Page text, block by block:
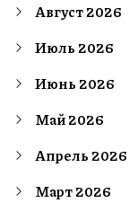
Август 2026
Июль 2026
Июнь 2026
Май 2026
Апрель 2026
Март 2026